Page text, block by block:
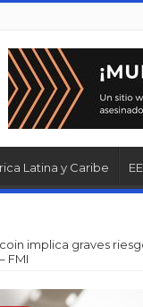
Latina y Caribe
implica graves
FMI